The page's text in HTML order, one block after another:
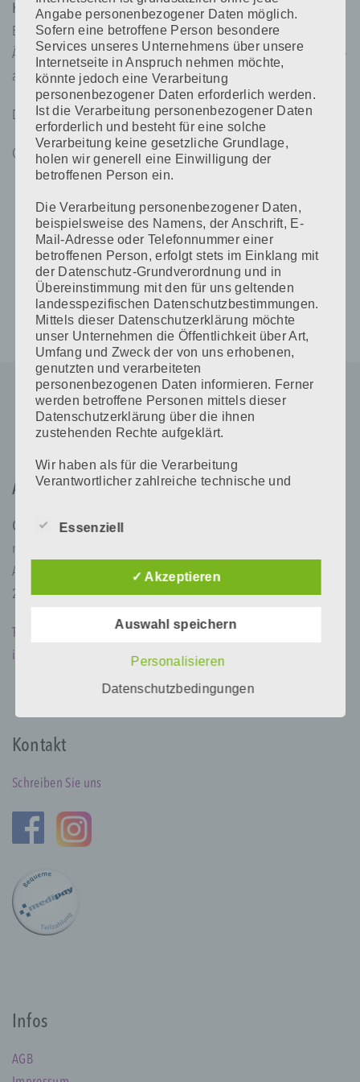
Kunden.Durch unsere Kompetenz in der Durchführung von PMU
Behandlungen, seit über 15 Jahren, garantieren wir Ihnen
Ästhetik , Perfektion und äußerst zufriedene Kunden.Vertrauen Sie
auf meine Erfahrung – Ihre Kunden werden es Ihnen danken.
Dafür bürge ich mit meinem Namen.
Carmen Perthold
Adresse
Contur Line
med ästhetik institut GmbH
Alexanderstr. 125
26121 Oldenburg
info@contur-line.de
Kontakt
Schreiben Sie uns
Infos
AGB
Angabe personenbezogener Daten möglich.
Sofern eine betroffene Person besondere
Services unseres Unternehmens über unsere
Internetseite in Anspruch nehmen möchte,
könnte jedoch eine Verarbeitung
personenbezogener Daten erforderlich werden.
Ist die Verarbeitung personenbezogener Daten
erforderlich und besteht für eine solche
Verarbeitung keine gesetzliche Grundlage,
holen wir generell eine Einwilligung der
betroffenen Person ein.
Die Verarbeitung personenbezogener Daten,
beispielsweise des Namens, der Anschrift, E-
Mail-Adresse oder Telefonnummer einer
betroffenen Person, erfolgt stets im Einklang mit
der Datenschutz-Grundverordnung und in
Übereinstimmung mit den für uns geltenden
landesspezifischen Datenschutzbestimmungen.
Mittels dieser Datenschutzerklärung möchte
unser Unternehmen die Öffentlichkeit über Art,
Umfang und Zweck der von uns erhobenen,
genutzten und verarbeiteten
personenbezogenen Daten informieren. Ferner
werden betroffene Personen mittels dieser
Datenschutzerklärung über die ihnen
zustehenden Rechte aufgeklärt.
Wir haben als für die Verarbeitung
Verantwortlicher zahlreiche technische und
diese Internetseite verarbeiteten
Dennoch können Internetbasierte
Datenübertragungen grundsätzlich
Sicherheitslücken aufweisen, sodass ein
kann. Aus diesem Grund steht es jeder
Daten auch auf alternativen Wegen,
übermitteln.
Begriffsbestimmungen
Begrifflichkeiten, die durch den Europäischen
der Datenschutz-Grundverordnung (DS-GVO)
verwendet wurden. Unsere
Datenschutzerklärung soll sowohl für die
Geschäftspartner einfach lesbar und
verständlich sein. Um dies zu gewährleisten,
möchten wir vorab die verwendeten
Begrifflichkeiten erläutern.
Informationen, die sich auf eine identifizierte
Essenziell
✓ Akzeptieren
Auswahl speichern
Personalisieren
Datenschutzbedingungen